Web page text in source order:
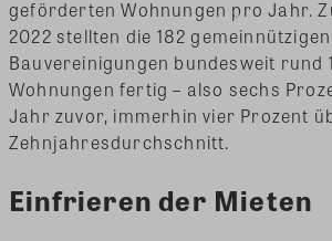
geförderten Wohnungen pro Jahr.
2022 stellten die 182 gemeinnützigen
Bauvereinigungen bundesweit rund
Wohnungen fertig – also sechs
Jahr zuvor, immerhin vier Prozent
Zehnjahresdurchschnitt.
Einfrieren der Mieten